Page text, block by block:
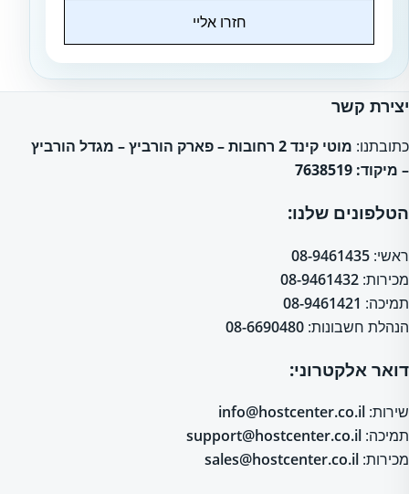
חזרו אליי
יצירת קשר
כתובתנו:
מוטי קינד 2 רחובות – פארק הורביץ – מגדל הורביץ
– מיקוד: 7638519
הטלפונים שלנו:
ראשי: 08-9461435
מכירות: 08-9461432
תמיכה: 08-9461421
הנהלת חשבונות: 08-6690480
דואר אלקטרוני:
שירות: info@hostcenter.co.il
תמיכה: support@hostcenter.co.il
מכירות: sales@hostcenter.co.il